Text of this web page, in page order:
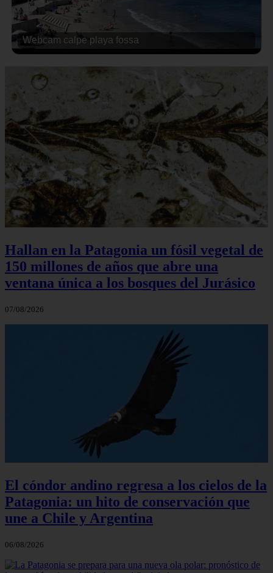
Webcam calpe playa fossa
Hallan en la Patagonia un fósil vegetal de
150 millones de años que abre una
ventana única a los bosques del Jurásico
07/08/2026
El cóndor andino regresa a los cielos de la
Patagonia: un hito de conservación que
une a Chile y Argentina
06/08/2026